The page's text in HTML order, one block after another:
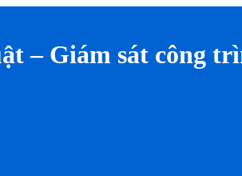
– Giám sát công